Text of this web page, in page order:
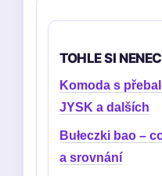
TOHLE SI
Komoda s
JYSK a dalších
Bułeczki bao –
a srovnání